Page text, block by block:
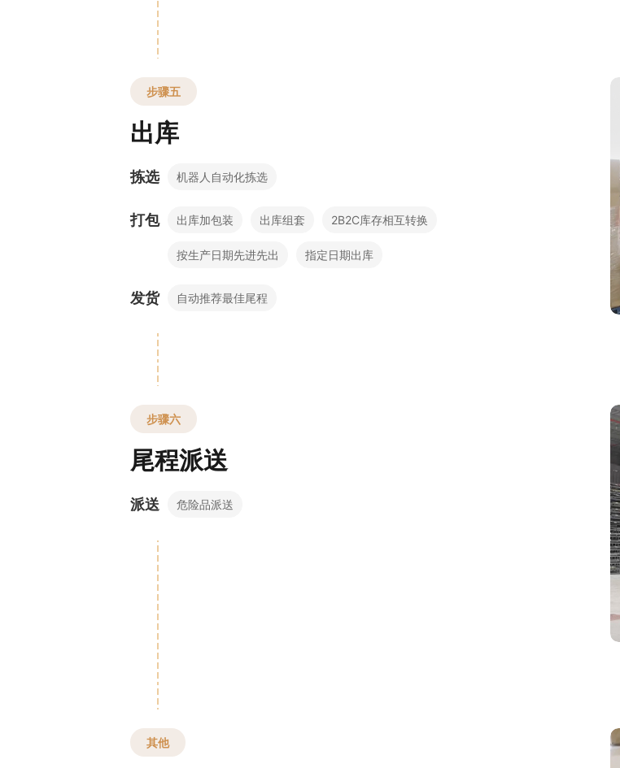
步骤五
出库
拣选 机器人自动化拣选
打包 出库加包装 出库组套 2B2C库存相互转换
按生产日期先进先出 指定日期出库
发货 自动推荐最佳尾程
步骤六
尾程派送
派送 危险品派送
其他